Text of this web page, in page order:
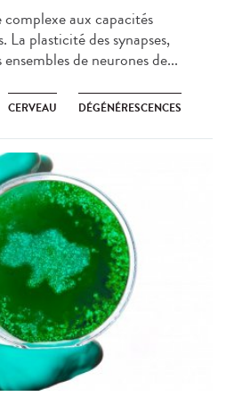
aux capacités
La plasticité des synapses,
de neurones de...
CERVEAU DÉGÉNÉRESCENCES